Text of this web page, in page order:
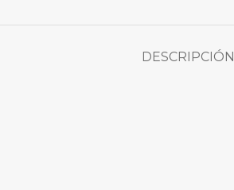
DESCRIPCIÓN